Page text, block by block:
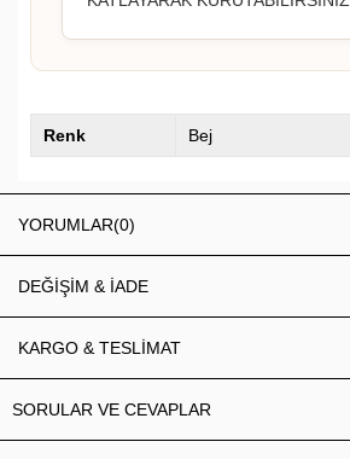
Renk Bej
YORUMLAR(0)
DEĞİŞİM & İADE
KARGO & TESLİMAT
SORULAR VE CEVAPLAR